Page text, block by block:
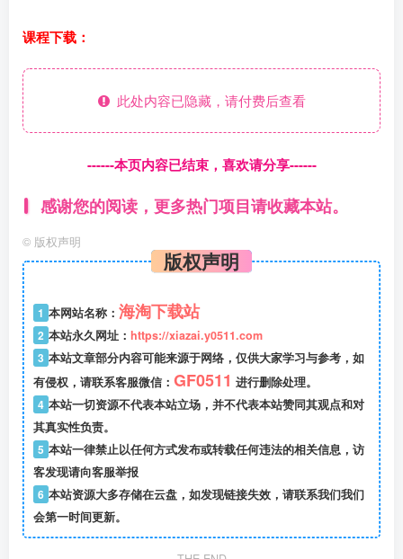
课程下载：
此处内容已隐藏，请付费后查看
------本页内容已结束，喜欢请分享------
感谢您的阅读，更多热门项目请收藏本站。
© 版权声明
版权声明
1 本网站名称： 海淘下载站
2 本站永久网址： https://xiazai.y0511.com
3 本站文章部分内容可能来源于网络，仅供大家学习与参考，如
有侵权，请联系客服微信： GF0511 进行删除处理。
4 本站一切资源不代表本站立场，并不代表本站赞同其观点和对
其真实性负责。
5 本站一律禁止以任何方式发布或转载任何违法的相关信息，访
客发现请向客服举报
6 本站资源大多存储在云盘，如发现链接失效，请联系我们我们
会第一时间更新。